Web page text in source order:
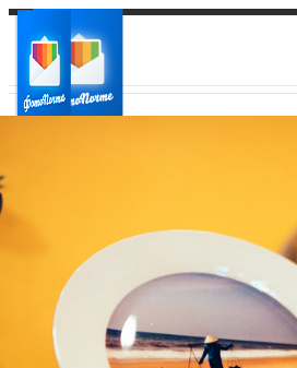
Ваш регион доставки
Выберите из списка: